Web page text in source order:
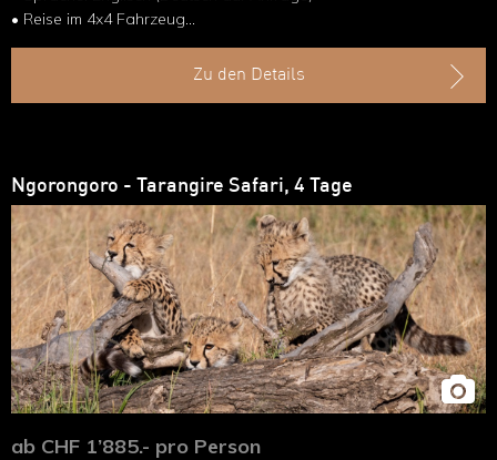
• Reise im 4x4 Fahrzeug
• Baobabbäume im Tarangire NP
• Tierreicher Lake Manyara NPZu den Details
Ngorongoro - Tarangire Safari, 4 Tage
ab CHF 1’885.- pro Person